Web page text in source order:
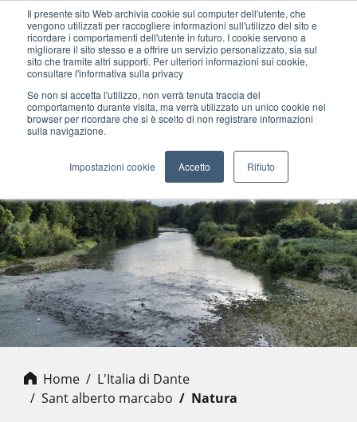
Il presente sito Web archivia cookie sul computer dell'utente, che
vengono utilizzati per raccogliere informazioni sull'utilizzo del sito e
ricordare i comportamenti dell'utente in futuro. I cookie servono a
migliorare il sito stesso e a offrire un servizio personalizzato, sia sul
sito che tramite altri supporti. Per ulteriori informazioni sui cookie,
consultare l'informativa sulla privacy
Se non si accetta l'utilizzo, non verrà tenuta traccia del
comportamento durante visita, ma verrà utilizzato un unico cookie nel
browser per ricordare che si è scelto di non registrare informazioni
sulla navigazione.
Impostazioni cookie Accetto Rifiuto
MENU
Home
L'Italia di Dante
sant alberto marcabo
natura